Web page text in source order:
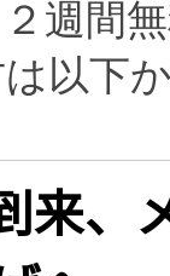
週間
以下
来、